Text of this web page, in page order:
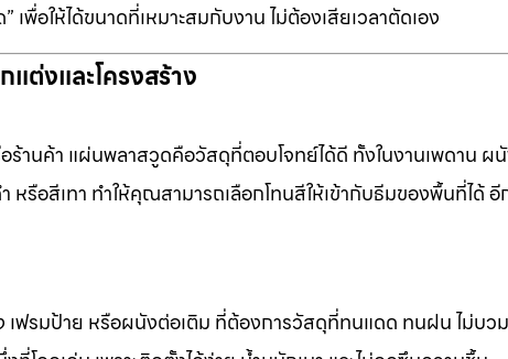
พื่อให้ได้ขนาดที่เหมาะสมกับงาน ไม่ต้องเสียเวลาตัดเอง
ต่งและโครงสร้าง
นค้า แผ่นพลาสวูดคือวัสดุที่ตอบโจทย์ได้ดี ทั้งในงานเพดาน ผนั
รือสีเทา ทำให้คุณสามารถเลือกโทนสีให้เข้ากับธีมของพื้นที่ได้
เฟรมป้าย หรือผนังต่อเติม ที่ต้องการวัสดุที่ทนแดด ทนฝน ไม่บว